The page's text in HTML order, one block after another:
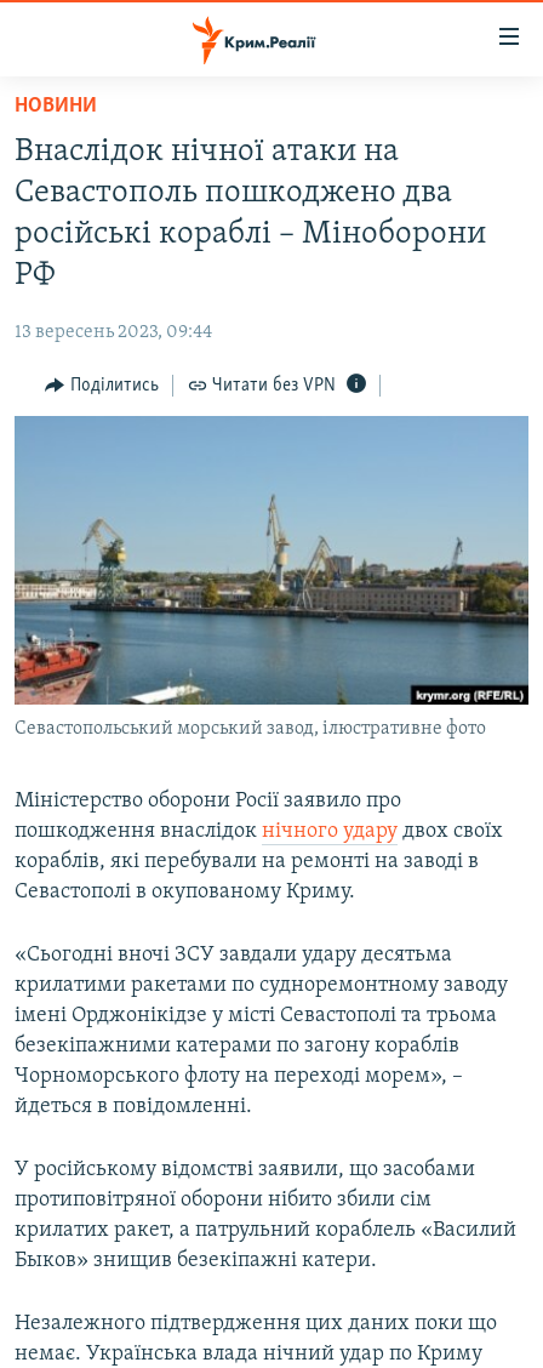
Перейти
основного
матеріалу
Перейти
до
основної
Перейти
пошуку
ВОДА.КРИМ
ВІДЕО ТА ФОТО
ПОЛІТИКА
ПОГЛЯД
ІНТЕРВ'Ю
ДЕПОРТАЦІЯ
ВІДЕОУРОКИ «ELIFBE»
СВІДЧЕННЯ ОКУПАЦІЇ
УКРАЇНСЬКА ПРОБЛЕМА КРИМУ
ІНФОГРАФІКА
ЯК ОБІЙТИ БЛОКУВАННЯ
Русский
Qırımtatar
ДОЛУЧАЙСЯ!
Усі сайти RFE/RL
НОВИНИ
Внаслідок нічної атаки на
Севастополь пошкоджено два
російські кораблі – Міноборони
РФ
13 вересень 2023, 09:44
Поділитись Читати без VPN
Севастопольський морський завод, ілюстративне фото
Міністерство оборони Росії заявило про
пошкодження внаслідок нічного удару двох своїх
кораблів, які перебували на ремонті на заводі в
Севастополі в окупованому Криму.
«Сьогодні вночі ЗСУ завдали удару десятьма
крилатими ракетами по судноремонтному заводу
імені Орджонікідзе у місті Севастополі та трьома
безекіпажними катерами по загону кораблів
Чорноморського флоту на переході морем», –
йдеться в повідомленні.
У російському відомстві заявили, що засобами
протиповітряної оборони нібито збили сім
крилатих ракет, а патрульний кораблель «Василий
Быков» знищив безекіпажні катери.
Незалежного підтвердження цих даних поки що
немає. Українська влада нічний удар по Криму